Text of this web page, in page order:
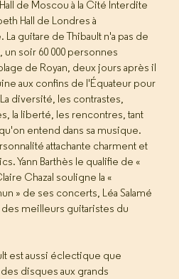
de Moscou à la Cité Interdite
Hall de Londres à
guitare de Thibault n'a pas de
soir 60 000 personnes
de Royan, deux jours après il
aux confins de l'Équateur pour
diversité, les contrastes,
la liberté, les rencontres, tant
entend dans sa musique.
attachante charment et
Yann Barthès le qualifie de «
Chazal souligne la «
» de ses concerts, Léa Salamé
meilleurs guitaristes du
est aussi éclectique que
disques aux grands